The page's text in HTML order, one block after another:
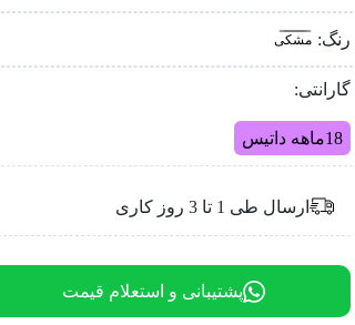
رنگ: مشکی
گارانتی:
18ماهه داتیس
ارسال طی 1 تا 3 روز کاری
پشتیبانی و استعلام قیمت